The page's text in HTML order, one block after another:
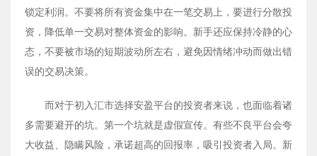
锁定利润。不要将所有资金集中在一笔交易上，要进行分散投
资，降低单一交易对整体资金的影响。新手还应保持冷静的心
态，不要被市场的短期波动所左右，避免因情绪冲动而做出错
误的交易决策。
而对于初入汇市选择安盈平台的投资者来说，也面临着诸
多需要避开的坑。第一个坑就是虚假宣传。有些不良平台会夸
大收益、隐瞒风险，承诺超高的回报率，吸引投资者入局。新